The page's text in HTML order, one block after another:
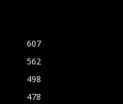
607
562
498
478